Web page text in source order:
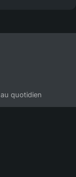
quotidien